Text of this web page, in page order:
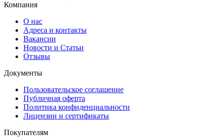
Компания
О нас
Адреса и контакты
Вакансии
Новости и Статьи
Отзывы
Документы
Пользовательское соглашение
Публичная оферта
Политика конфиденциальности
Лицензии и сертификаты
Покупателям